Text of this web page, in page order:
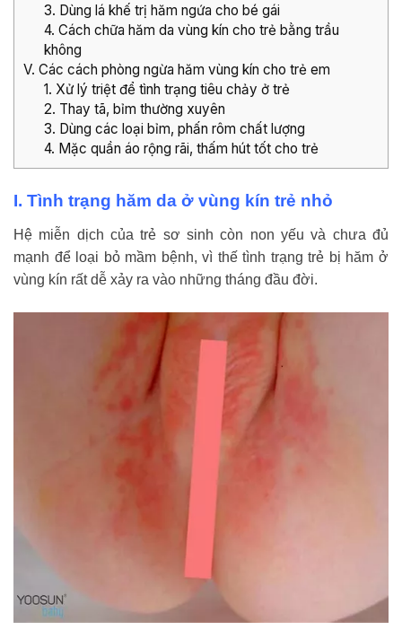
3. Dùng lá khế trị hăm ngứa cho bé gái
4. Cách chữa hăm da vùng kín cho trẻ bằng trầu
không
V. Các cách phòng ngừa hăm vùng kín cho trẻ em
1. Xử lý triệt để tình trạng tiêu chảy ở trẻ
2. Thay tã, bỉm thường xuyên
3. Dùng các loại bỉm, phấn rôm chất lượng
4. Mặc quần áo rộng rãi, thấm hút tốt cho trẻ
I. Tình trạng hăm da ở vùng kín trẻ nhỏ
Hệ miễn dịch của trẻ sơ sinh còn non yếu và chưa đủ
mạnh để loại bỏ mầm bệnh, vì thế tình trạng trẻ bị hăm ở
vùng kín rất dễ xảy ra vào những tháng đầu đời.